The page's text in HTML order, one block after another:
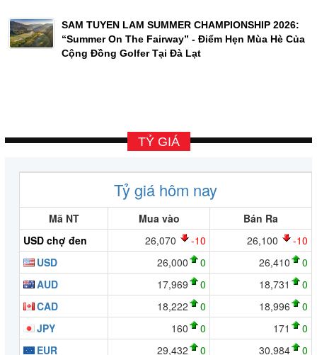
SAM TUYEN LAM SUMMER CHAMPIONSHIP 2026:
“Summer On The Fairway” - Điểm Hẹn Mùa Hè Của
Cộng Đồng Golfer Tại Đà Lạt
TỶ GIÁ